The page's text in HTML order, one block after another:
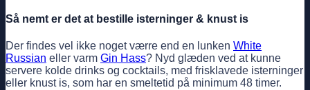
Så nemt er det at bestille isterninger & knust is
Der findes vel ikke noget værre end en lunken White
Russian eller varm Gin Hass? Nyd glæden ved at kunne
servere kolde drinks og cocktails, med frisklavede isterninger
eller knust is, som har en smeltetid på minimum 48 timer.